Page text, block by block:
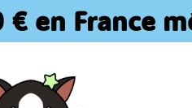
en France